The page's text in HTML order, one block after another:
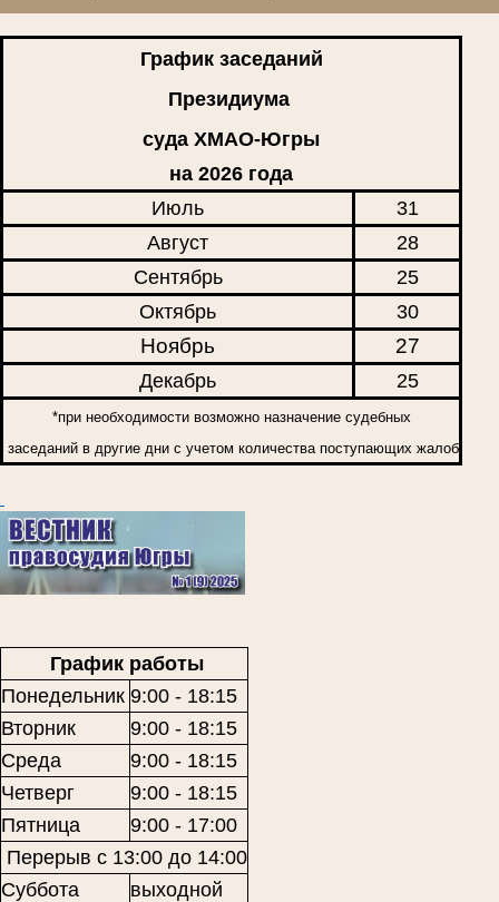
График заседаний
Президиума
суда ХМАО-Югры
на 2026 года
Июль
31
Август
28
Сентябрь
25
Октябрь
30
Ноябрь 27
Декабрь 25
*при необходимости возможно назначение судебных
заседаний в другие дни с учетом количества поступающих жалоб
График работы
Понедельник 9:00 - 18:15
Вторник
9:00 - 18:15
Среда
9:00 - 18:15
Четверг
9:00 - 18:15
Пятница
9:00 - 17:00
Перерыв с 13:00 до 14:00
Суббота
выходной